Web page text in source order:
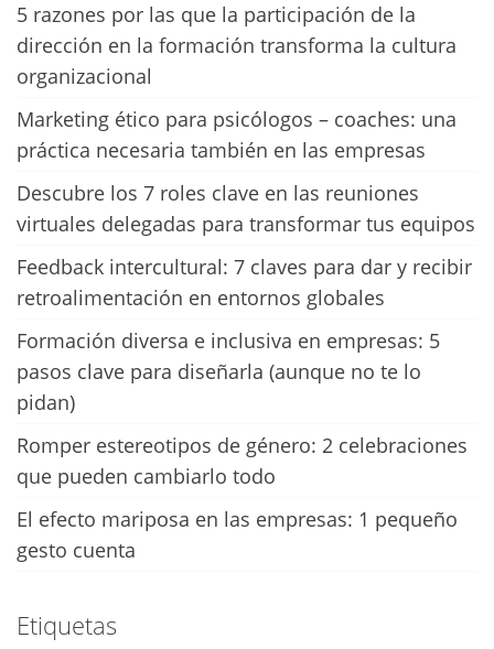
5 razones por las que la participación de la
dirección en la formación transforma la cultura
organizacional
Marketing ético para psicólogos – coaches: una
práctica necesaria también en las empresas
Descubre los 7 roles clave en las reuniones
virtuales delegadas para transformar tus equipos
Feedback intercultural: 7 claves para dar y recibir
retroalimentación en entornos globales
Formación diversa e inclusiva en empresas: 5
pasos clave para diseñarla (aunque no te lo
pidan)
Romper estereotipos de género: 2 celebraciones
que pueden cambiarlo todo
El efecto mariposa en las empresas: 1 pequeño
gesto cuenta
Etiquetas